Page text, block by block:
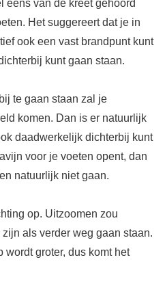
eens van de kreet gehoord
Het suggereert dat je in
ook een vast brandpunt kunt
kunt gaan staan.
te gaan staan zal je
komen. Dan is er natuurlijk
daadwerkelijk dichterbij kunt
voor je voeten opent, dan
natuurlijk niet gaan.
op. Uitzoomen zou
als verder weg gaan staan.
wordt groter, dus komt het